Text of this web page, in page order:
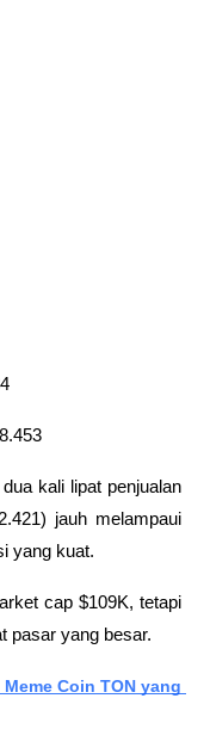
8.453
kali lipat penjualan
jauh melampaui
yang kuat.
cap $109K, tetapi
pasar yang besar.
Coin TON yang